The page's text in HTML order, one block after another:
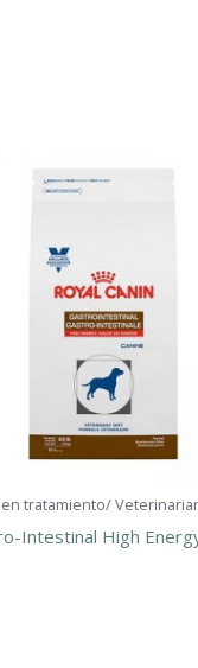
tratamiento/
Intestinal High